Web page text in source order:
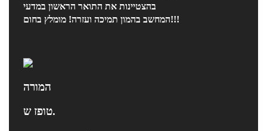
בהצטיינות את התואר הראשון במדעי
המחשב בהמון תמיכה ועזרה! מומלץ בחום!!!
המורה
טופז ש.